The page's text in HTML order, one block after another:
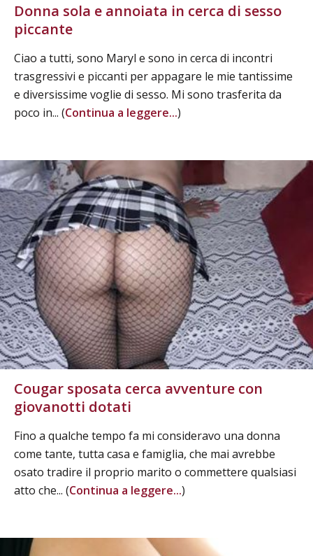
Donna sola e annoiata in cerca di sesso
piccante
Ciao a tutti, sono Maryl e sono in cerca di incontri
trasgressivi e piccanti per appagare le mie tantissime
e diversissime voglie di sesso. Mi sono trasferita da
poco in... (Continua a leggere...)
Cougar sposata cerca avventure con
giovanotti dotati
Fino a qualche tempo fa mi consideravo una donna
come tante, tutta casa e famiglia, che mai avrebbe
osato tradire il proprio marito o commettere qualsiasi
atto che... (Continua a leggere...)